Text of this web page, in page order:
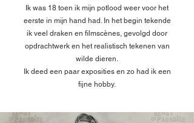
Ik was 18 toen ik mijn potlood weer voor het
eerste in mijn hand had. In het begin tekende
ik veel draken en filmscènes, gevolgd door
opdrachtwerk en het realistisch tekenen van
wilde dieren.
Ik deed een paar exposities en zo had ik een
fijne hobby.